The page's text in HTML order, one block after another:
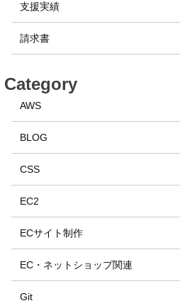
支援実績
請求書
Category
AWS
BLOG
CSS
EC2
ECサイト制作
EC・ネットショップ関連
Git